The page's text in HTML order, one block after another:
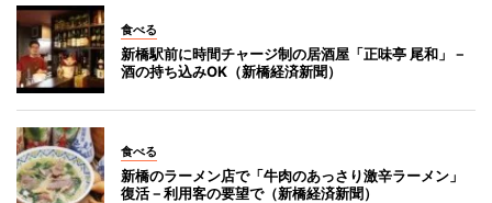
食べる
新橋駅前に時間チャージ制の居酒屋「正味亭 尾和」－
酒の持ち込みOK（新橋経済新聞）
食べる
新橋のラーメン店で「牛肉のあっさり激辛ラーメン」
復活－利用客の要望で（新橋経済新聞）